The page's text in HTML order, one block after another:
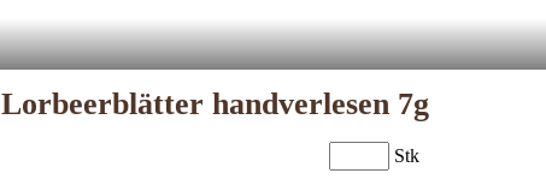
Lorbeerblätter handverlesen 7g
Stk